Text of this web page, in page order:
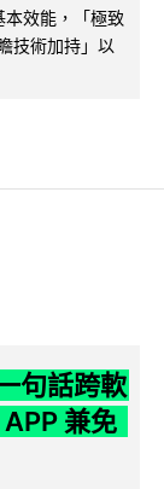
效能，「極致
技術加持」以
句話跨軟
兼免